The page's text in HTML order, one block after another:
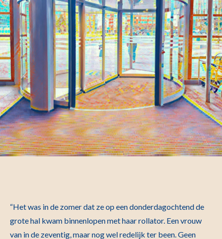
“Het was in de zomer dat ze op een donderdagochtend de
grote hal kwam binnenlopen met haar rollator. Een vrouw
van in de zeventig, maar nog wel redelijk ter been. Geen